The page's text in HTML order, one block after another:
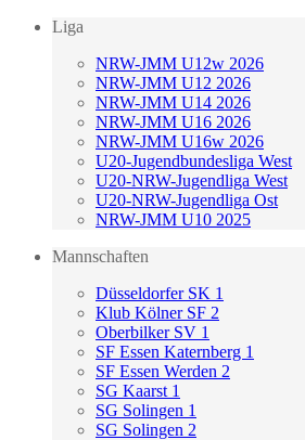
Liga
NRW-JMM U12w 2026
NRW-JMM U12 2026
NRW-JMM U14 2026
NRW-JMM U16 2026
NRW-JMM U16w 2026
U20-Jugendbundesliga West
U20-NRW-Jugendliga West
U20-NRW-Jugendliga Ost
NRW-JMM U10 2025
Mannschaften
Düsseldorfer SK 1
Klub Kölner SF 2
Oberbilker SV 1
SF Essen Katernberg 1
SF Essen Werden 2
SG Kaarst 1
SG Solingen 1
SG Solingen 2